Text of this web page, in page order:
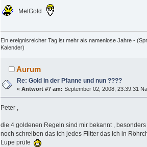
MetGold
Ein ereignisreicher Tag ist mehr als namenlose Jahre -
Kalender)
Aurum
Re: Gold in der Pfanne und nun ????
«Antwort #7 am: September 02, 2008, 23:39:31
Peter ,
die 4 goldenen Regeln sind mir bekannt ,
noch schreiben das ich jedes Flitter das ich in
Lupe prüfe